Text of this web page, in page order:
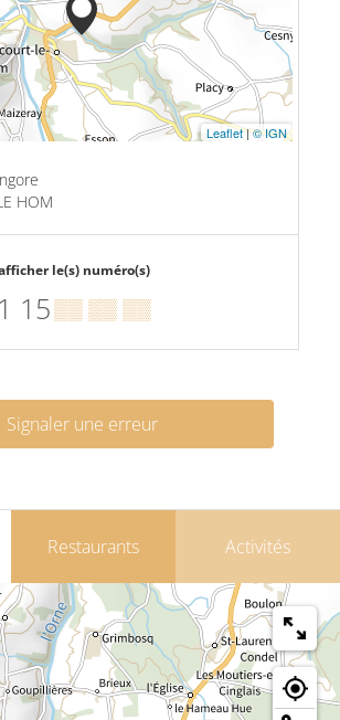
Leaflet|© IGN
HOM
le(s) numéro(s)
15▒▒ ▒▒ ▒▒
Signaler une erreur
Restaurants Activités